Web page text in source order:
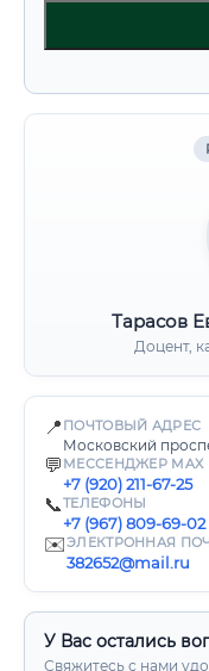
Тарасов
Доцент,
📍 ПОЧТОВЫЙ АДРЕС
Московский
💬 МЕССЕНДЖЕР MAX
+7 (920) 211-67-25
📞ТЕЛЕФОНЫ
+7 (967) 809-69-02
✉️ЭЛЕКТРОННАЯ
382652@mail.ru
У Вас остались
Свяжитесь с нами